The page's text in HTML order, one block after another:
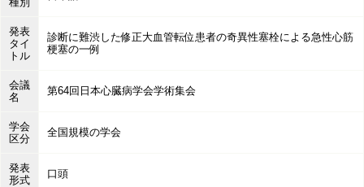
発表
タイ
トル
診断に難渋した修正大血管転位患者の奇異性塞栓による急性心筋
梗塞の一例
会議
名
第64回日本心臓病学会学術集会
学会
区分
全国規模の学会
発表
形式
口頭